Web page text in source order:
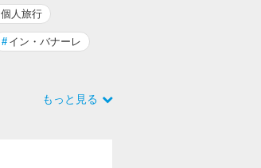
個人旅行
# イン・バナーレ
もっと見る